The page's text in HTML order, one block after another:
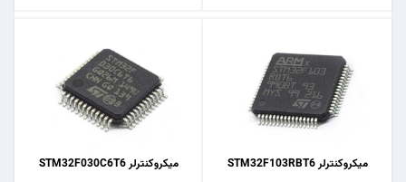
میکروکنترلر STM32F030C6T6 میکروکنترلر STM32F103RBT6